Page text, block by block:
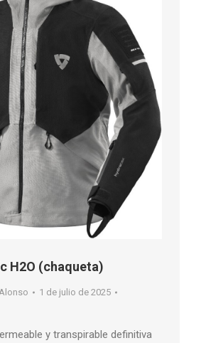
H2O (chaqueta)
1 de julio de 2025
y transpirable definitiva